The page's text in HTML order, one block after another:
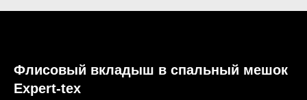
Флисовый вкладыш в спальный мешок
Expert-tex